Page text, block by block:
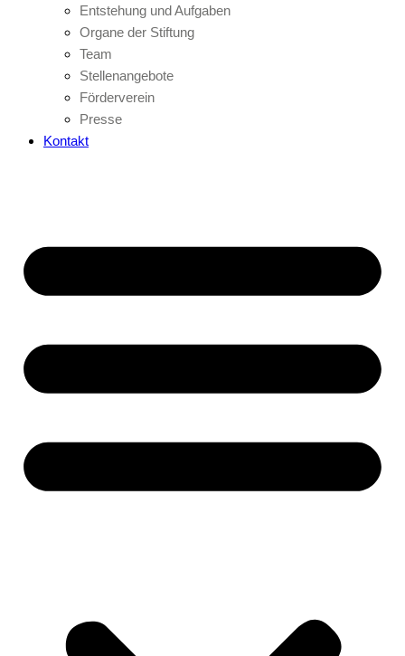
Entstehung und Aufgaben
Organe der Stiftung
Team
Stellenangebote
Förderverein
Presse
Kontakt